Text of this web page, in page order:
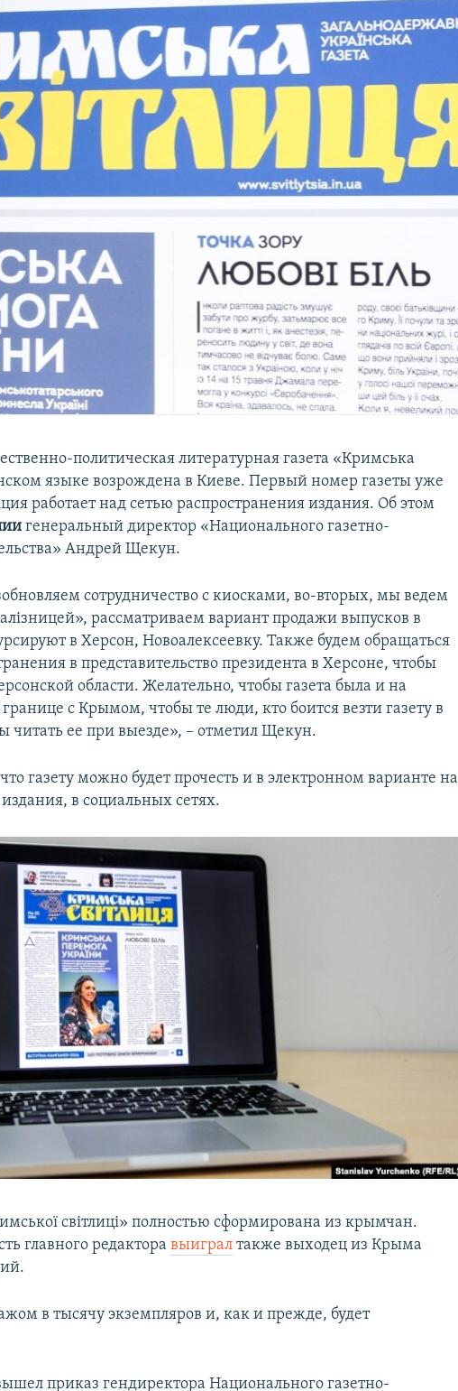
политическая литературная газета «Кримська
языке возрождена в Киеве. Первый номер газеты уже
работает над сетью распространения издания. Об этом
генеральный директор «Национального газетно-
Андрей Щекун.
сотрудничество с киосками, во-вторых, мы ведем
рассматриваем вариант продажи выпусков в
в Херсон, Новоалексеевку. Также будем обращаться
в представительство президента в Херсоне, чтобы
области. Желательно, чтобы газета была и на
с Крымом, чтобы те люди, кто боится везти газету в
читать ее при выезде», – отметил Щекун.
газету можно будет прочесть и в электронном варианте на
в социальных сетях.
світлиці» полностью сформирована из крымчан.
главного редакторавыиграл также выходец из Крыма
в тысячу экземпляров и, как и прежде, будет
приказ гендиректора Национального газетно-